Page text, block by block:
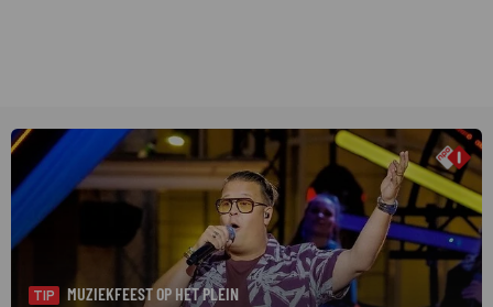
TIP
MUZIEKFEEST OP HET PLEIN